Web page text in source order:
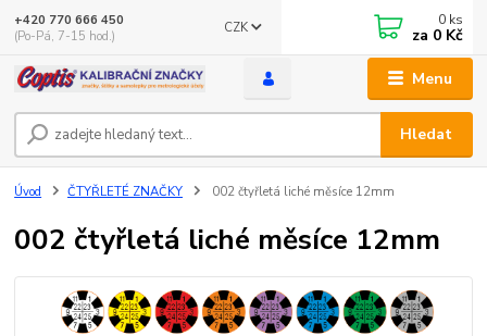
Menu
CZK
Hledat
+420 770 666 450
(Po-Pá, 7-15 hod.)
0 ks
za 0 Kč
Úvod ČTYŘLETÉ ZNAČKY 002 čtyřletá liché měsíce 12mm
002 čtyřletá liché měsíce 12mm